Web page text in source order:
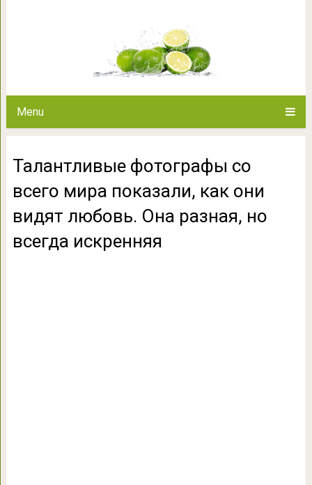
Menu
видят любовь. Она
Талантливые фотографы со
всего мира показали, как они
видят любовь. Она разная, но
всегда искренняя